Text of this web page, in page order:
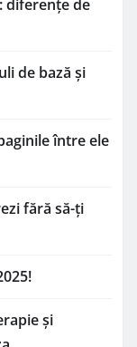
diferențe de
de bază și
între ele
fără să-ți
și